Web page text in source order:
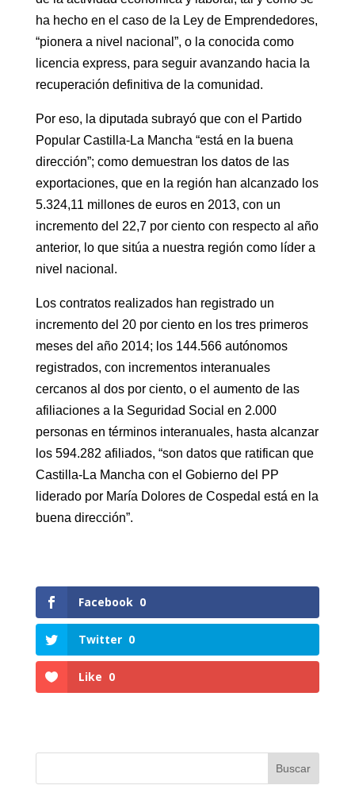
ha hecho en el caso de la Ley de Emprendedores,
“pionera a nivel nacional”, o la conocida como
licencia express, para seguir avanzando hacia la
recuperación definitiva de la comunidad.
Por eso, la diputada subrayó que con el Partido
Popular Castilla-La Mancha “está en la buena
dirección”; como demuestran los datos de las
exportaciones, que en la región han alcanzado los
5.324,11 millones de euros en 2013, con un
incremento del 22,7 por ciento con respecto al año
anterior, lo que sitúa a nuestra región como líder a
nivel nacional.
Los contratos realizados han registrado un
incremento del 20 por ciento en los tres primeros
meses del año 2014; los 144.566 autónomos
registrados, con incrementos interanuales
cercanos al dos por ciento, o el aumento de las
afiliaciones a la Seguridad Social en 2.000
personas en términos interanuales, hasta alcanzar
los 594.282 afiliados, “son datos que ratifican que
Castilla-La Mancha con el Gobierno del PP
liderado por María Dolores de Cospedal está en la
buena dirección”.
Facebook 0
Twitter 0
Like 0